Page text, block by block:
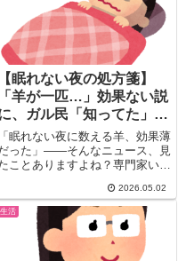
【眠れない夜の処方箋】
「羊が一匹…」効果ない説
、ガル民「知ってた」
「ふーせんもどうなの」
「眠れない夜に数える羊、効果薄
った」——そんなニュース、見
ことありますよね？専門家いわ
2026.05.02
生活